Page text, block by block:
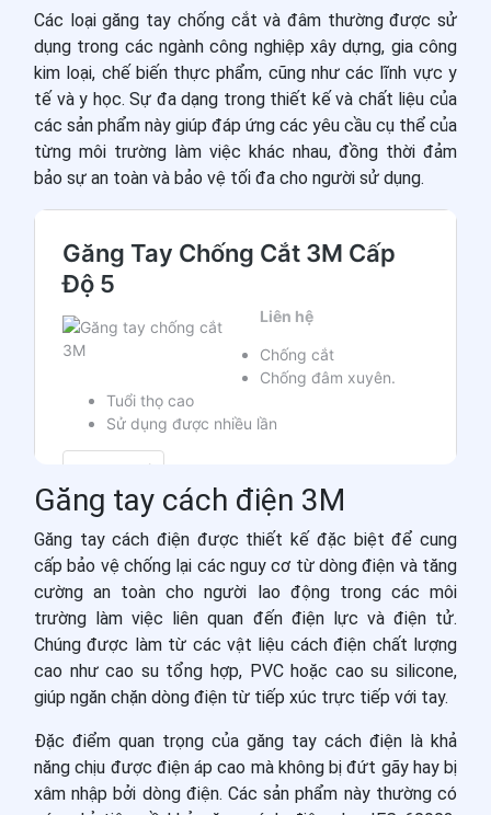
Các loại găng tay chống cắt và đâm thường được sử
dụng trong các ngành công nghiệp xây dựng, gia công
kim loại, chế biến thực phẩm, cũng như các lĩnh vực y
tế và y học. Sự đa dạng trong thiết kế và chất liệu của
các sản phẩm này giúp đáp ứng các yêu cầu cụ thể của
từng môi trường làm việc khác nhau, đồng thời đảm
bảo sự an toàn và bảo vệ tối đa cho người sử dụng.
Găng tay cách điện 3M
Găng tay cách điện được thiết kế đặc biệt để cung
cấp bảo vệ chống lại các nguy cơ từ dòng điện và tăng
cường an toàn cho người lao động trong các môi
trường làm việc liên quan đến điện lực và điện tử.
Chúng được làm từ các vật liệu cách điện chất lượng
cao như cao su tổng hợp, PVC hoặc cao su silicone,
giúp ngăn chặn dòng điện từ tiếp xúc trực tiếp với tay.
Đặc điểm quan trọng của găng tay cách điện là khả
năng chịu được điện áp cao mà không bị đứt gãy hay bị
xâm nhập bởi dòng điện. Các sản phẩm này thường có